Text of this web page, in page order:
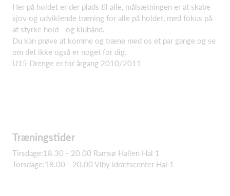
Her på holdet er der plads til alle, målsætningen er at skabe
sjov og udviklende træning for alle på holdet, med fokus på
at styrke hold - og klubånd.
Du kan prøve at komme og træne med os et par gange og se
om det ikke også er noget for dig.
U15 Drenge er for årgang 2010/2011
Træningstider
Tirsdage:18.30 - 20.00 Ramsø Hallen Hal 1
Torsdage:18.00 - 20.00 Viby idrætscenter Hal 1